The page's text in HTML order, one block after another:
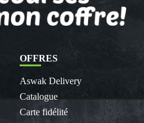
OFFRES
Aswak Delivery
Catalogue
Carte fidélité